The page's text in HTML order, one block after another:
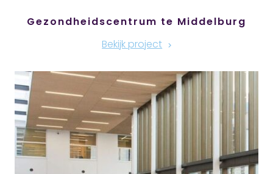
Gezondheidscentrum te Middelburg
Bekijk project